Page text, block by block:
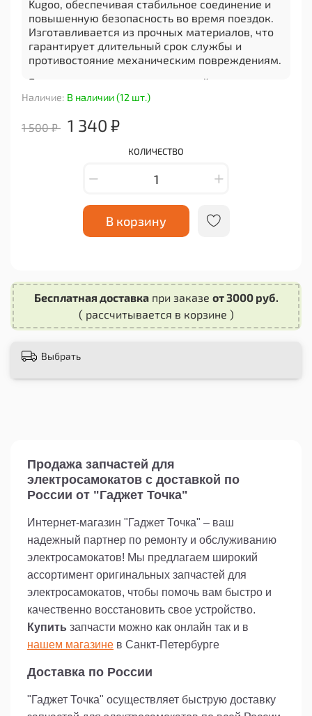
Наличие: В наличии (12 шт.)
1 500 ₽ 1 340 ₽
КОЛИЧЕСТВО
В корзину
Kugoo, обеспечивая стабильное соединение и
повышенную безопасность во время поездок.
Изготавливается из прочных материалов, что
гарантирует длительный срок службы и
противостояние механическим повреждениям.
Благодаря универсальному дизайну он легко
устанавливается, что позволяет быстро
самоката без необходимости обращаться в
отличным решением для тех, кто ценит
Коса кабель провод Kugoo M5 Pro подходит для
как в домашних условиях, так и для
поддержания самоката в идеальном состоянии
поездками. Позаботьтесь о своем самокате с
качественными запчастями, чтобы каждое
ваше путешествие было безопасным и
комфортным.
Бесплатная доставкапри заказе от 3000 руб.
( рассчитывается в корзине )
Выбрать
Продажа запчастей для
электросамокатов с доставкой по
России от "Гаджет Точка"
Интернет-магазин "Гаджет Точка" – ваш
надежный партнер по ремонту и обслуживанию
электросамокатов! Мы предлагаем широкий
ассортимент оригинальных запчастей для
электросамокатов, чтобы помочь вам быстро и
качественно восстановить свое устройство.
Купить запчасти можно как онлайн так и в
нашем магазине в Санкт-Петербурге
Доставка по России
"Гаджет Точка" осуществляет быструю доставку